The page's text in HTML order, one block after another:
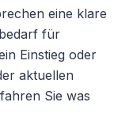
eine klare
für
Einstieg oder
aktuellen
Sie was